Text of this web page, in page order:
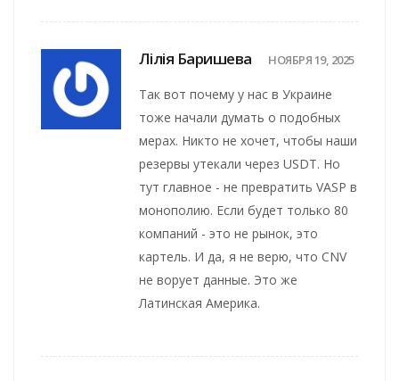
Лілія Баришева НОЯБРЯ 19, 2025
Так вот почему у нас в Украине
тоже начали думать о подобных
мерах. Никто не хочет, чтобы наши
резервы утекали через USDT. Но
тут главное - не превратить VASP в
монополию. Если будет только 80
компаний - это не рынок, это
картель. И да, я не верю, что CNV
не ворует данные. Это же
Латинская Америка.